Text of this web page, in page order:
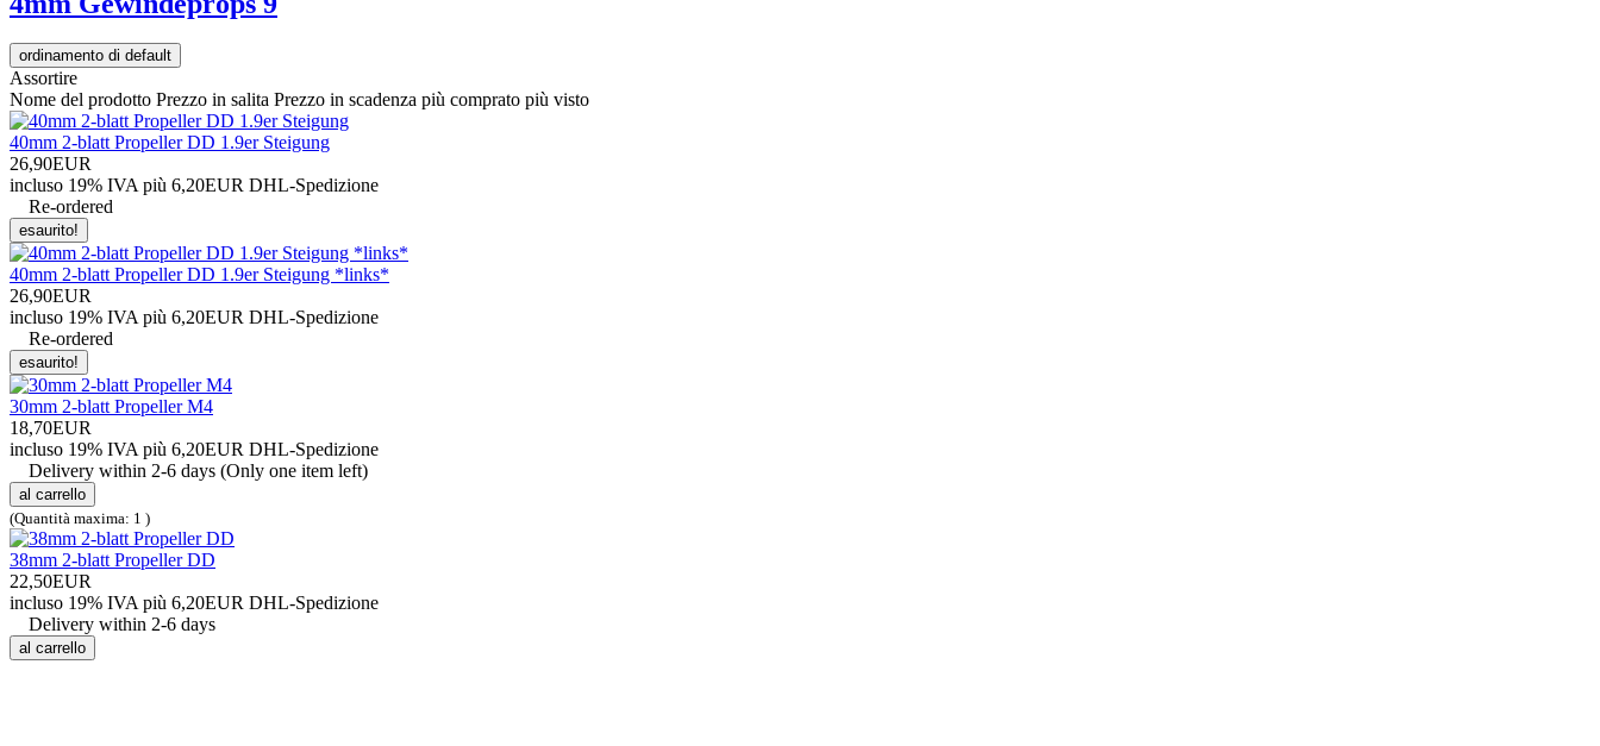
ordinamento di default
Assortire
Nome del prodotto Prezzo in salita Prezzo in scadenza più comprato più visto
40mm 2-blatt Propeller DD 1.9er Steigung
26,90EUR
incluso 19% IVA più 6,20EUR DHL-Spedizione
Re-ordered
esaurito!
40mm 2-blatt Propeller DD 1.9er Steigung *links*
26,90EUR
incluso 19% IVA più 6,20EUR DHL-Spedizione
Re-ordered
esaurito!
30mm 2-blatt Propeller M4
18,70EUR
incluso 19% IVA più 6,20EUR DHL-Spedizione
Delivery within 2-6 days (Only one item left)
al carrello
(Quantità maxima: 1 )
38mm 2-blatt Propeller DD
22,50EUR
incluso 19% IVA più 6,20EUR DHL-Spedizione
Delivery within 2-6 days
al carrello